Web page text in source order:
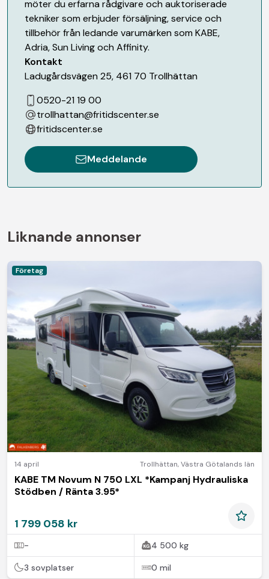
möter du erfarna rådgivare och auktoriserade
tekniker som erbjuder försäljning, service och
tillbehör från ledande varumärken som KABE,
Adria, Sun Living och Affinity.
Kontakt
Ladugårdsvägen 25, 461 70 Trollhättan
0520-21 19 00
trollhattan@fritidscenter.se
fritidscenter.se
Meddelande
Liknande annonser
Företag
14 april Trollhättan,Västra Götalands län
KABE TM Novum N 750 LXL *Kampanj Hydrauliska
Stödben / Ränta 3.95*
1 799 058 kr
- 4 500 kg
3 sovplatser 0 mil